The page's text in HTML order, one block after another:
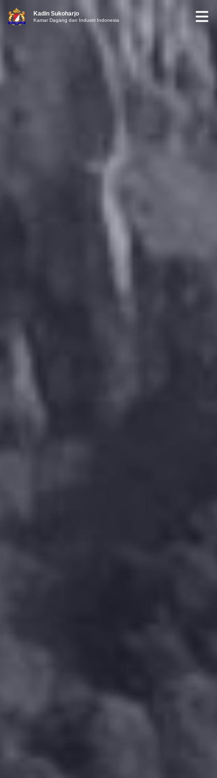
Kadin Sukoharjo
Kamar Dagang dan Industri Indonesia